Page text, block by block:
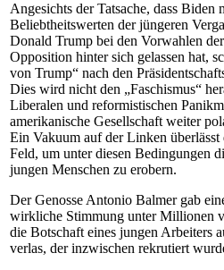
Angesichts der Tatsache, dass Biden
Beliebtheitswerten der jüngeren
Donald Trump bei den Vorwahlen
Opposition hinter sich gelassen hat,
von Trump“ nach den
Dies wird nicht den „Faschismus“
Liberalen und reformistischen
amerikanische Gesellschaft weiter
Ein Vakuum auf der Linken überlässt
Feld, um unter diesen Bedingungen
jungen Menschen zu erobern.
Der Genosse Antonio Balmer gab
wirkliche Stimmung unter Millionen
die Botschaft eines jungen Arbeiters
verlas, der inzwischen rekrutiert